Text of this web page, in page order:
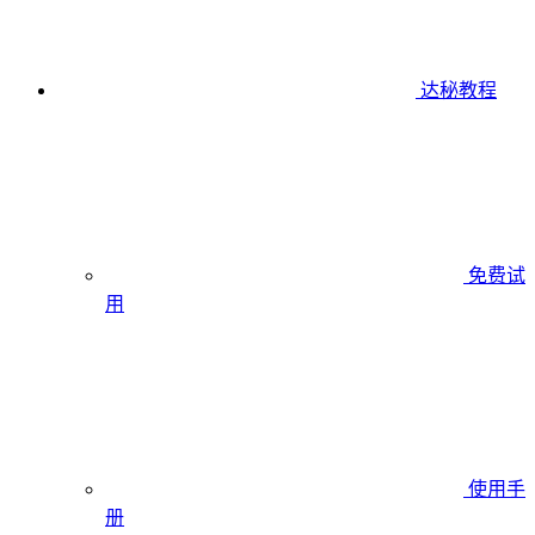
达秘教程
免费试
用
使用手
册